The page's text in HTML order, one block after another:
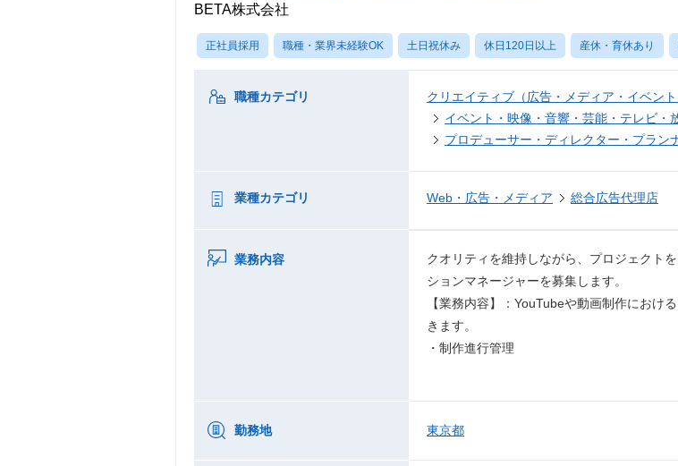
BETA株式会社
正社員採用 職種・業界未経験OK 土日祝休み 休日120日以上 産休・育休あり
職種カテゴリ
クリエイティブ（広告・メディア・イベント
イベント・映像・音響・芸能・テレビ・
プロデューサー・ディレクター・プラン
業種カテゴリ Web・広告・メディア 総合広告代理店
業務内容
クオリティを維持しながら、プロジェクト
ションマネージャーを募集します。
【業務内容】：YouTubeや動画制作におけ
きます。
・制作進行管理
勤務地 東京都